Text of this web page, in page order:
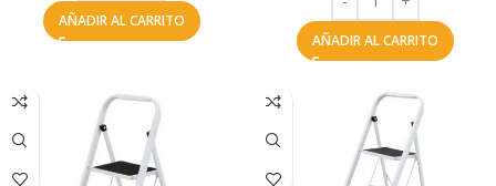
AÑADIR AL CARRITO
AÑADIR AL CARRITO